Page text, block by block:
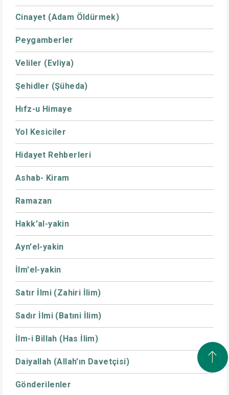
Cinayet (Adam Öldürmek)
Peygamberler
Veliler (Evliya)
Şehidler (Şüheda)
Hıfz-u Himaye
Yol Kesiciler
Hidayet Rehberleri
Ashab- Kiram
Ramazan
Hakk'al-yakin
Ayn'el-yakin
İlm'el-yakin
Satır İlmi (Zahiri İlim)
Sadır İlmi (Batıni İlim)
İlm-i Billah (Has İlim)
Daiyallah (Allah'ın Davetçisi)
Gönderilenler